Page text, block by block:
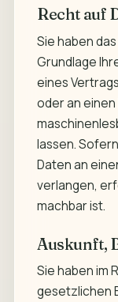
Recht auf
Sie haben
Grundlage
eines
oder an
lassen.
Daten an
verlangen,
machbar ist.
Auskunft,
Sie haben im
gesetzlichen